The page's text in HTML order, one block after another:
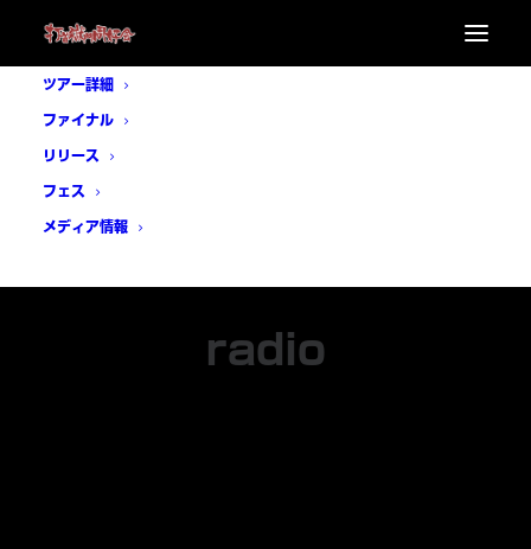
ツアー詳細
ファイナル
リリース
フェス
メディア情報
radio